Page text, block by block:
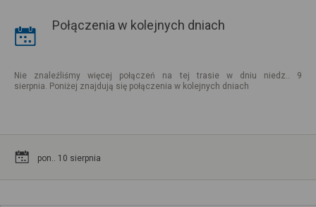
Połączenia w kolejnych dniach
Nie znaleźliśmy więcej połączeń na tej trasie w dniu niedz.. 9
sierpnia. Poniżej znajdują się połączenia w kolejnych dniach
pon.. 10 sierpnia